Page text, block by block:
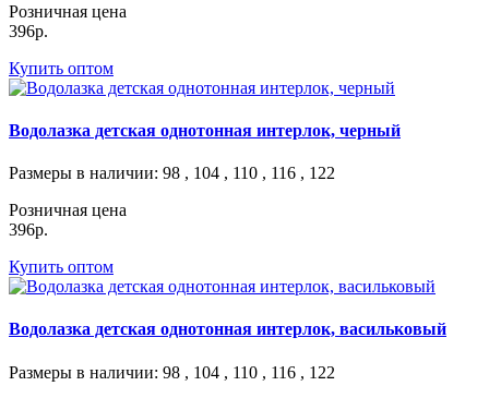
Розничная цена
396р.
Купить оптом
Водолазка детская однотонная интерлок, черный
Размеры в наличии: 98 , 104 , 110 , 116 , 122
Розничная цена
396р.
Купить оптом
Водолазка детская однотонная интерлок, васильковый
Размеры в наличии: 98 , 104 , 110 , 116 , 122